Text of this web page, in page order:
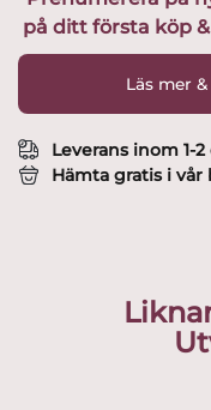
design
på ditt första köp
Läs mer
Leverans inom 1-
Hämta gratis i vår